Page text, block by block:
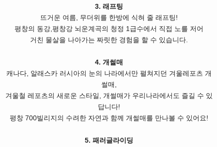
3. 래프팅
뜨거운 여름, 무더위를 한방에 식혀 줄 래프팅!
평창의 동강,평창강 뇌운계곡의 청정 1급수에서 직접 노를 저어
거친 물살을 나아가는 짜릿한 경험을 할 수 있습니다.
4. 개썰매
캐나다, 알래스카 러시아의 눈의 나라에서만 펼쳐지던 겨울레포츠 개
썰매,
겨울철 레포츠의 새로운 스타일, 개썰매가 우리나라에서도 즐길 수 있
답니다!
평창 700빌리지의 수려한 자연과 함께 개썰매를 만나볼 수 있어요!
5. 패러글라이딩